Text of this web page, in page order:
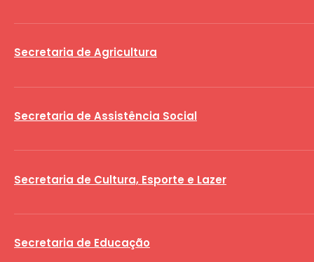
Secretaria de Agricultura
Secretaria de Assistência Social
Secretaria de Cultura, Esporte e Lazer
Secretaria de Educação